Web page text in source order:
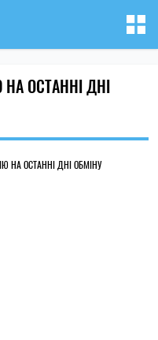
ОСТАННІ ДНІ
НА ОСТАННІ ДНІ ОБМІНУ